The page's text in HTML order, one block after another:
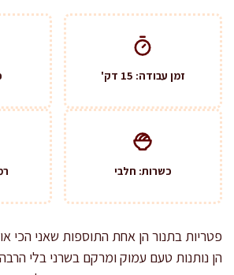
זמן עבודה: 15 דק'
כשרות: חלבי
פטריות בתנור הן אחת התוספות שאני הכי
הן נותנות טעם עמוק ומרקם בשרני בלי